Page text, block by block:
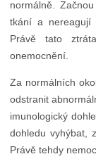
normálně.
tkání a nereagují
Právě tato
onemocnění.
Za normálních
odstranit
imunologický
dohledu vyhýbat,
Právě tehdy